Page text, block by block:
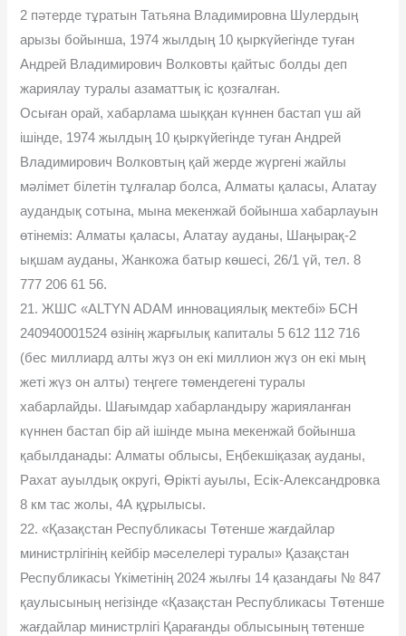
2 пәтерде тұратын Татьяна Владимировна Шулердың
арызы бойынша, 1974 жылдың 10 қыркүйегінде туған
Андрей Владимирович Волковты қайтыс болды деп
жариялау туралы азаматтық іс қозғалған.
Осыған орай, хабарлама шыққан күннен бастап үш ай
ішінде, 1974 жылдың 10 қыркүйегінде туған Андрей
Владимирович Волковтың қай жерде жүргені жайлы
мәлімет білетін тұлғалар болса, Алматы қаласы, Алатау
аудандық сотына, мына мекенжай бойынша хабарлауын
өтінеміз: Алматы қаласы, Алатау ауданы, Шаңырақ-2
ықшам ауданы, Жанкожа батыр көшесі, 26/1 үй, тел. 8
777 206 61 56.
21. ЖШС «ALTYN ADAM инновациялық мектебі» БСН
240940001524 өзінің жарғылық капиталы 5 612 112 716
(бес миллиард алты жүз он екі миллион жүз он екі мың
жеті жүз он алты) теңгеге төмендегені туралы
хабарлайды. Шағымдар хабарландыру жарияланған
күннен бастап бір ай ішінде мына мекенжай бойынша
қабылданады: Алматы облысы, Еңбекшіқазақ ауданы,
Рахат ауылдық округі, Өрікті ауылы, Есік-Александровка
8 км тас жолы, 4А құрылысы.
22. «Қазақстан Республикасы Төтенше жағдайлар
министрлігінің кейбір мәселелері туралы» Қазақстан
Республикасы Үкіметінің 2024 жылғы 14 қазандағы № 847
қаулысының негізінде «Қазақстан Республикасы Төтенше
жағдайлар министрлігі Қарағанды облысының төтенше